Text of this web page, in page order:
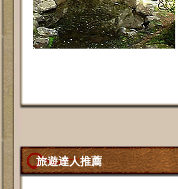
旅遊達人推薦